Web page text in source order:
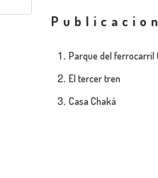
Parque del ferrocarril
El tercer tren
Casa Chaká